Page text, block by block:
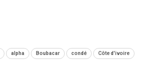
alpha Boubacar condé Côte d'ivoire